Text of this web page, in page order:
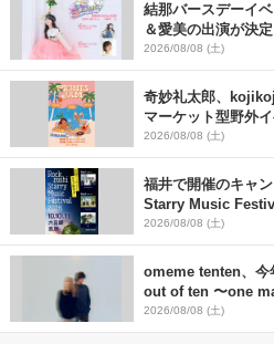
結那バースデーイ
＆愛美の出演が決定
2026/08/08 (土)
奇妙礼太郎、
マーケット型野外
早割チケット発売開
2026/08/08 (土)
福井で開催のキャ
Starry Music
SCOOBIE DO、か
2026/08/08 (土)
omeme tenten、今
out of ten 〜one
2026/08/08 (土)